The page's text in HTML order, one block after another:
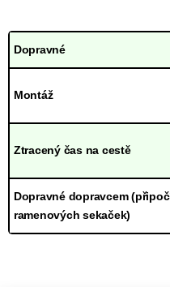
Dopravné
Montáž
Ztracený čas na cestě
Dopravné dopravcem
ramenových sekaček)